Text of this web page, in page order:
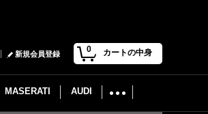
0 カートの中身
新規会員登録
MASERATI AUDI